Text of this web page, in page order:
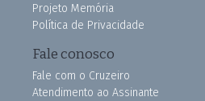
Projeto Memória
Política de Privacidade
Fale conosco
Fale com o Cruzeiro
Atendimento ao Assinante